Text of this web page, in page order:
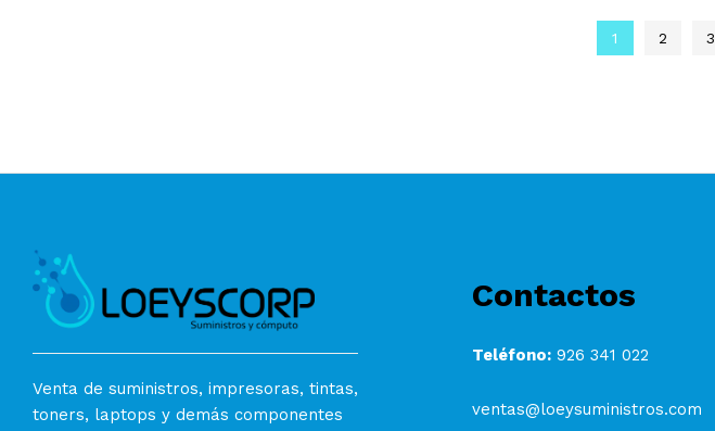
1 2 3
Venta de suministros, impresoras, tintas,
toners, laptops y demás componentes
Contactos
Teléfono: 926 341 022
ventas@loeysuministros.com